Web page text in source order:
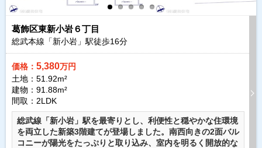
葛飾区東新小岩６丁目
総武本線「新小岩」駅徒歩16分
価格： 5,380万円
土地：51.92m²
建物：91.88m²
間取：2LDK
総武線「新小岩」駅を最寄りとし、利便性と穏やかな住環境
を両立した新築3階建てが登場しました。南西向きの2面バル
コニーが陽光をたっぷりと取り込み、室内を明るく開放的な